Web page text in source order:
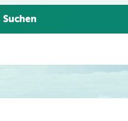
Suchen